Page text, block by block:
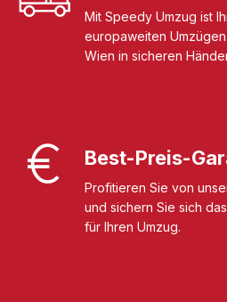
Mit Speedy Umzug ist
europaweiten
Wien in sicheren
Best-Preis-
Profitieren Sie von
und sichern Sie sich
für Ihren Umzug.